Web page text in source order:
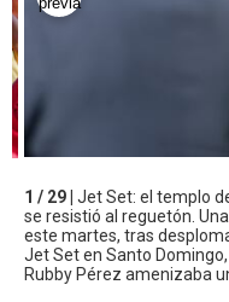
1 / 29 | Jet Set: el templo
se resistió al reguetón.
este martes, tras
Jet Set en Santo
Rubby Pérez amenizaba